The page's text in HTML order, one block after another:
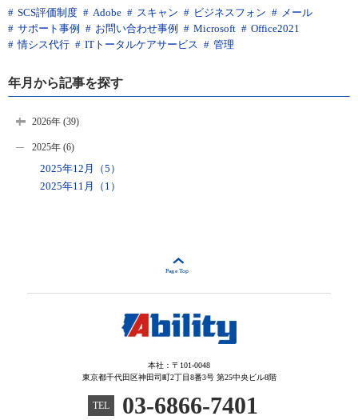
SCS評価制度 Adobe スキャン ビジネスフォン
メール
サポート事例
お問い合わせ事例 Microsoft
Office2021
情シス代行
ITトータルケアサービス 管理
年月から記事を探す
2026年 (39)
2025年 (6)
2025年12月（5）
2025年11月（1）
本社：〒101-0048
東京都千代田区神田司町2丁目8番3号 第25中央ビル8階
TEL 03-6866-7401